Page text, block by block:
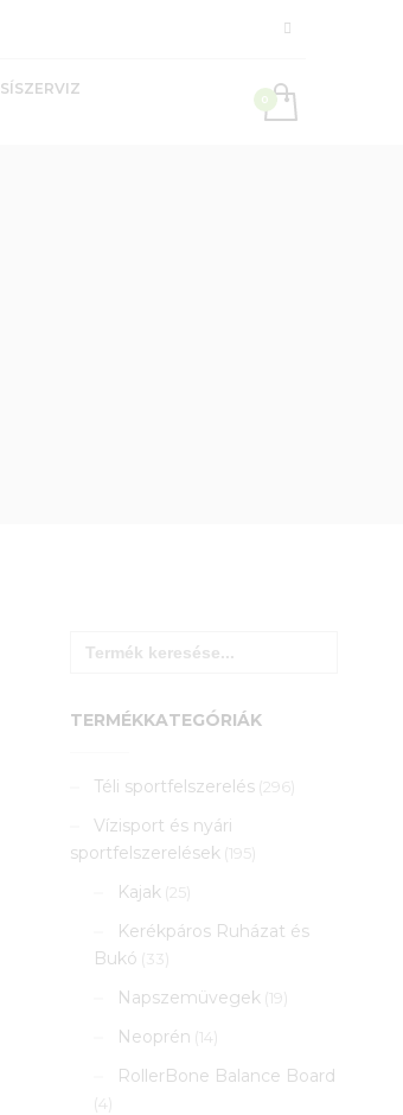
SÍSZERVIZ
for:
TERMÉKKATEGÓRIÁK
Téli sportfelszerelés (296)
Vízisport és nyári
sportfelszerelések (195)
Kajak (25)
Kerékpáros Ruházat és
Bukó (33)
Napszemüvegek (19)
Neoprén (14)
RollerBone Balance Board
(4)